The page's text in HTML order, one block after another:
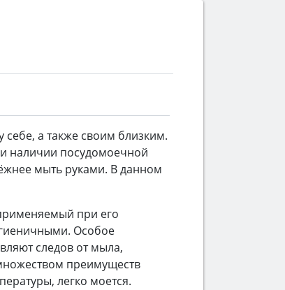
себе, а также своим близким.
наличии посудомоечной
мыть руками. В данном
при его
Особое
следов от мыла,
преимуществ
легко моется.